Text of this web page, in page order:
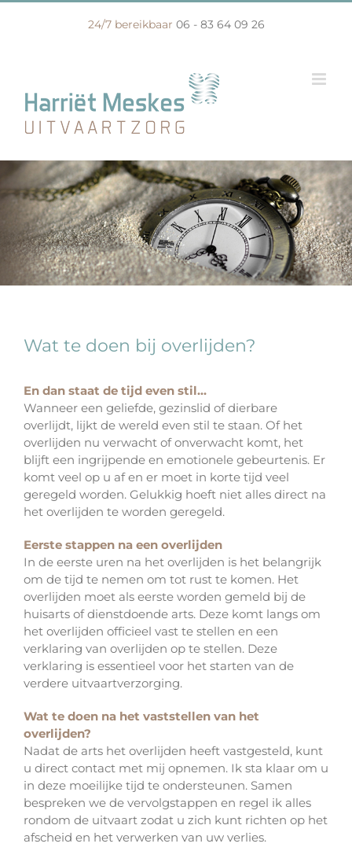
Ga
24/7 bereikbaar 06 - 83 64 09 26
Wat te doen bij overlijden?
En dan staat de tijd even stil…
Wanneer een geliefde, gezinslid of dierbare
overlijdt, lijkt de wereld even stil te staan. Of het
overlijden nu verwacht of onverwacht komt, het
blijft een ingrijpende en emotionele gebeurtenis. Er
komt veel op u af en er moet in korte tijd veel
geregeld worden. Gelukkig hoeft niet alles direct na
het overlijden te worden geregeld.
Eerste stappen na een overlijden
In de eerste uren na het overlijden is het belangrijk
om de tijd te nemen om tot rust te komen. Het
overlijden moet als eerste worden gemeld bij de
huisarts of dienstdoende arts. Deze komt langs om
het overlijden officieel vast te stellen en een
verklaring van overlijden op te stellen. Deze
verklaring is essentieel voor het starten van de
verdere uitvaartverzorging.
Wat te doen na het vaststellen van het
overlijden?
Nadat de arts het overlijden heeft vastgesteld, kunt
u direct contact met mij opnemen. Ik sta klaar om u
in deze moeilijke tijd te ondersteunen. Samen
bespreken we de vervolgstappen en regel ik alles
rondom de uitvaart zodat u zich kunt richten op het
afscheid en het verwerken van uw verlies.